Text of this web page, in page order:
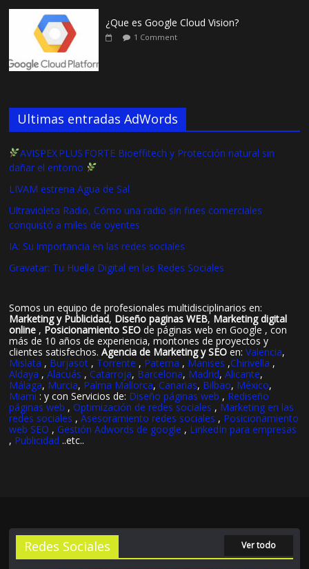
¿Que es Google Cloud Vision?
1 Comment
Ultimas entradas AdWords
AVISPEX PLUS FORTE Bioeffitech y Protección natural sin
dañar el entorno
LIVAM estrena Agua de Sal
Ultravioleta Radio, Cómo una radio sin fines comerciales
conquistó a miles de oyentes
IA: Su importancia en las redes sociales
Gravatar: Tu Huella Digital en las Redes Sociales
Somos un equipo de profesionales multidisciplinarios en:
Marketing y Publicidad, Diseño paginas WEB, Marketing digital
online , Posicionamiento SEO de páginas web en Google , con
más de 10 años de experiencia, montones de proyectos y
clientes satisfechos.Agencia de Marketing y SEO en:Valencia,
Mislata , Burjasot , Torrente , Paterna , Manises ,Chirivella ,
Aldaya ,Alacuás ,Catarroja, Barcelona, Madrid,Alicante,
Málaga, Murcia, Palma Mallorca,Canarias, Bilbao, México,
Miami : y con Servicios de: Diseño páginas web , Rediseño
páginas web ,Optimización de redes sociales , Marketing en las
redes sociales ,Asesoramiento redes sociales , Posicionamiento
web SEO ,Gestión Adwords de google , LinkedIn para empresas
, Publicidad ..etc..
Redes Sociales Ver todo